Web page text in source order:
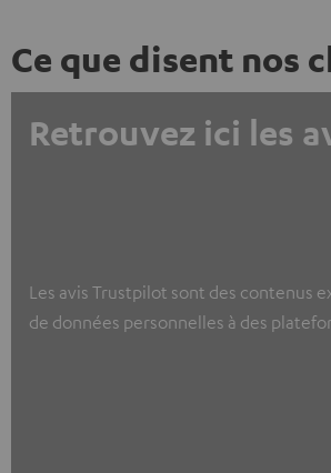
Ce que disent nos
Retrouvez ici les
Les avis Trustpilot sont des contenus
de données personnelles à des